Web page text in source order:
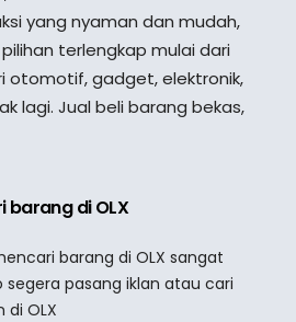
yang nyaman dan mudah,
terlengkap mulai dari
otomotif, gadget, elektronik,
lagi. Jual beli barang bekas,
barang di OLX
barang di OLX sangat
pasang iklan atau cari
di OLX